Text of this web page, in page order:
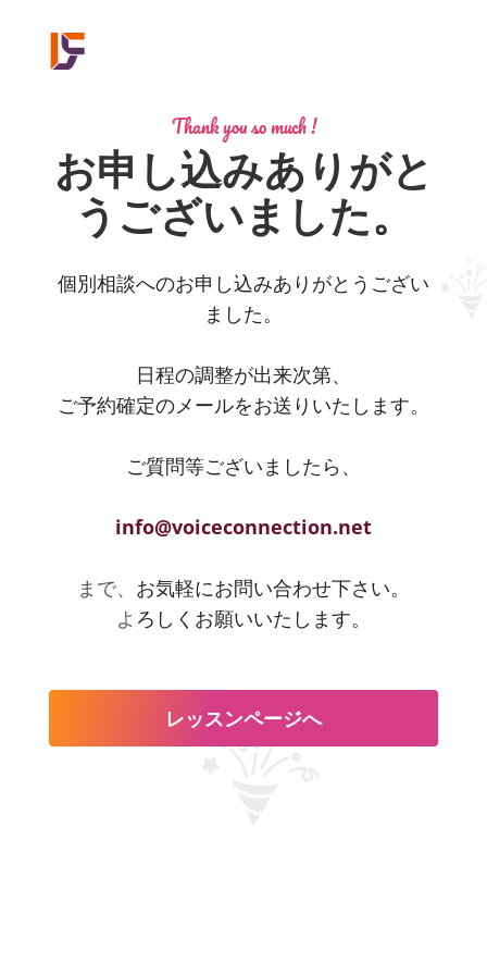
Thank you so much !
お申し込みありがと
うございました。
個別相談へのお申し込みありがとうござい
ました。
日程の調整が出来次第、
ご予約確定のメールをお送りいたします。
ご質問等ございましたら、
info@voiceconnection.net
まで、 お気軽にお問い合わせ下さい。
よ ろしくお願いいたします。
レッスンページへ